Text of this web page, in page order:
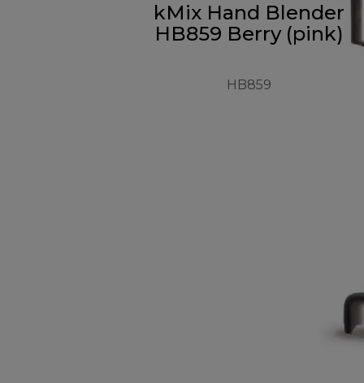
kMix Hand Blender
HB859 Berry (pink)
HB859